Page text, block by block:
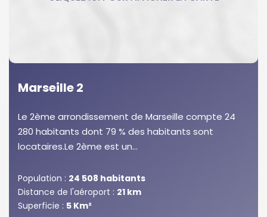
Marseille 2
Le 2ème arrondissement de Marseille compte 24
280 habitants dont 79 % des habitants sont
locataires.Le 2ème est un...
Population : 24 508 habitants
Distance de l'aéroport : 21 km
Superficie : 5 Km²